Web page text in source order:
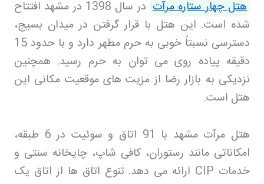
هتل چهار ستاره مرآت
در سال 1398 در مشهد افتتاح
شده است. این هتل با قرار گرفتن در میدان بسیج،
دسترسی نسبتاً خوبی به حرم مطهر دارد و با حدود 15
دقیقه پیاده روی می توان به حرم رسید. همچنین
نزدیکی به بازار رضا از مزیت های موقعیت مکانی این
هتل است.
هتل مرآت مشهد با 91 اتاق و سوئیت در 6 طبقه،
امکاناتی مانند رستوران، کافی شاپ، چایخانه سنتی و
خدمات
ارائه می دهد. تنوع اتاق ها از اتاق یک